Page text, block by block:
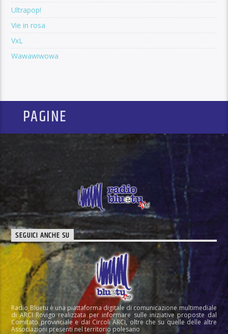
Ultrapop!
Vie in rosa
VxL
Wawawiwowa
PAGINE
SEGUICI ANCHE SU
Radio Bluetu è una piattaforma digitale di comunicazione multimediale
di ARCI Rovigo realizzata per informare sulle iniziative proposte dal
Comitato provinciale e dai Circoli ARCI, oltre che su quelle delle altre
Associazioni presenti nel territorio polesano